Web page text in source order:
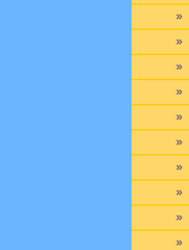
»
»
»
»
»
»
»
»
»
»